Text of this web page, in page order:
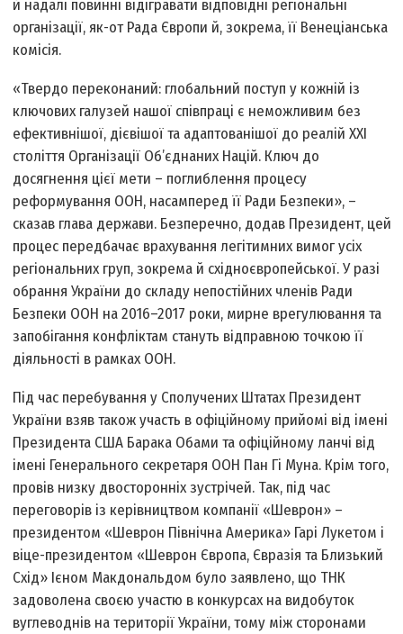
й надалі повинні відігравати відповідні регіональні
організації, як-от Рада Європи й, зокрема, її Венеціанська
комісія.
«Твердо переконаний: глобальний поступ у кожній із
ключових галузей нашої співпраці є неможливим без
ефективнішої, дієвішої та адаптованішої до реалій ХХІ
століття Організації Об’єднаних Націй. Ключ до
досягнення цієї мети – поглиблення процесу
реформування ООН, насамперед її Ради Безпеки», –
сказав глава держави. Безперечно, додав Президент, цей
процес передбачає врахування легітимних вимог усіх
регіональних груп, зокрема й східноєвропейської. У разі
обрання України до складу непостійних членів Ради
Безпеки ООН на 2016–2017 роки, мирне врегулювання та
запобігання конфліктам стануть відправною точкою її
діяльності в рамках ООН.
Під час перебування у Сполучених Штатах Президент
України взяв також участь в офіційному прийомі від імені
Президента США Барака Обами та офіційному ланчі від
імені Генерального секретаря ООН Пан Гі Муна. Крім того,
провів низку двосторонніх зустрічей. Так, під час
переговорів із керівництвом компанії «Шеврон» –
президентом «Шеврон Північна Америка» Гарі Лукетом і
віце-президентом «Шеврон Європа, Євразія та Близький
Схід» Ієном Макдональдом було заявлено, що ТНК
задоволена своєю участю в конкурсах на видобуток
вуглеводнів на території України, тому між сторонами